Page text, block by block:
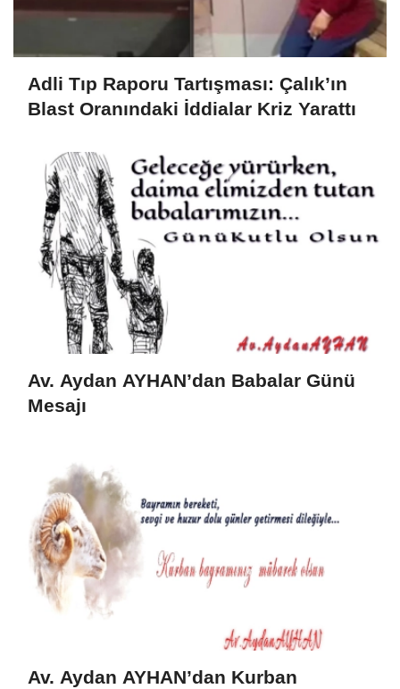
Adli Tıp Raporu Tartışması: Çalık’ın
Blast Oranındaki İddialar Kriz Yarattı
Av. Aydan AYHAN’dan Babalar Günü
Mesajı
Av. Aydan AYHAN’dan Kurban